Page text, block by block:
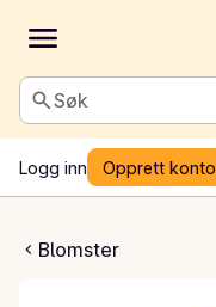
Søk
Logg inn Opprett konto
Blomster
rød